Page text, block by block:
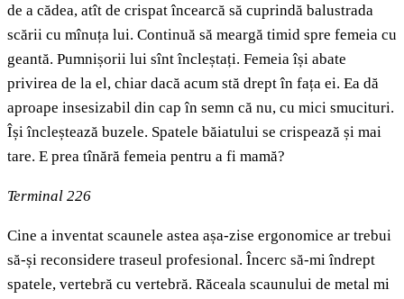
de a cădea, atît de crispat încearcă să cuprindă balustrada
scării cu mînuța lui. Continuă să meargă timid spre femeia cu
geantă. Pumnișorii lui sînt încleștați. Femeia își abate
privirea de la el, chiar dacă acum stă drept în fața ei. Ea dă
aproape insesizabil din cap în semn că nu, cu mici smucituri.
Își încleștează buzele. Spatele băiatului se crispează și mai
tare. E prea tînără femeia pentru a fi mamă?
Terminal 226
Cine a inventat scaunele astea așa-zise ergonomice ar trebui
să-și reconsidere traseul profesional. Încerc să-mi îndrept
spatele, vertebră cu vertebră. Răceala scaunului de metal mi